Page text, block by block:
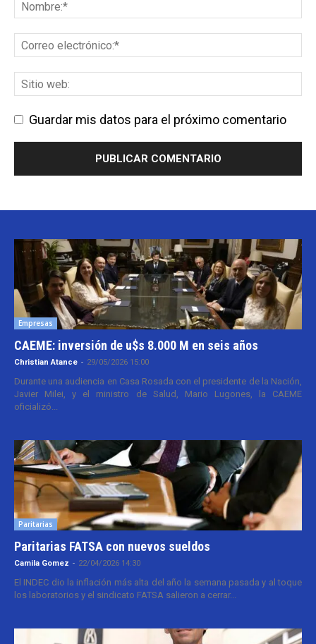
Guardar mis datos para el próximo comentario
Empresas
CAEME: inversión de u$s 8.000 M en seis años
Christian Atance - 29/05/2026 15:00
Durante una audiencia en Casa Rosada con el presidente de la Nación,
Javier Milei, y el ministro de Salud, Mario Lugones, la CAEME
oficializó...
Paritarias
Paritarias FATSA con nuevos sueldos
Camila Gomez - 22/04/2026 14:30
El INDEC dio la inflación más alta del año la semana pasada y al toque
los laboratorios y el sindicato FATSA salieron a cerrar...